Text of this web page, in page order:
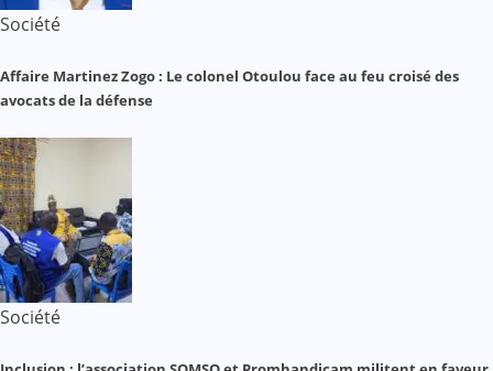
Société
Affaire Martinez Zogo : Le colonel Otoulou face au feu croisé des
avocats de la défense
Société